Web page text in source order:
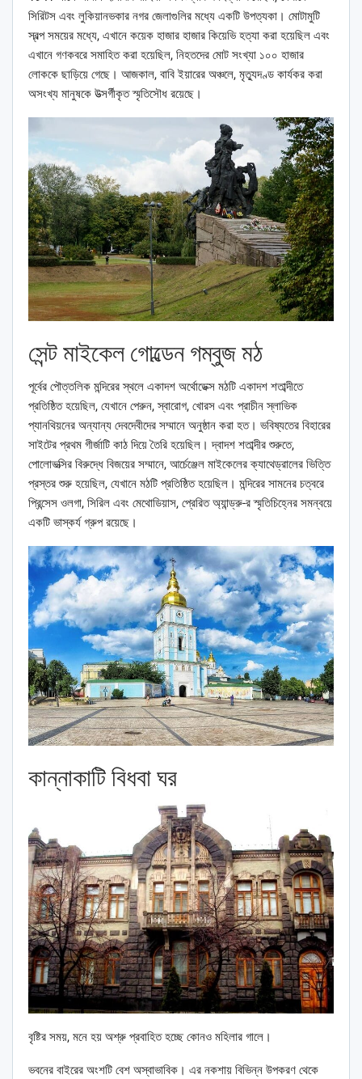
সিরিটস এবং লুকিয়ানভকার নগর জেলাগুলির মধ্যে একটি উপত্যকা। মোটামুটি
স্বল্প সময়ের মধ্যে, এখানে কয়েক হাজার হাজার কিয়েভি হত্যা করা হয়েছিল এবং
এখানে গণকবরে সমাহিত করা হয়েছিল, নিহতদের মোট সংখ্যা ১০০ হাজার
লোককে ছাড়িয়ে গেছে। আজকাল, বাবি ইয়ারের অঞ্চলে, মৃত্যুদণ্ড কার্যকর করা
অসংখ্য মানুষকে উত্সর্গীকৃত স্মৃতিসৌধ রয়েছে।
সেন্ট মাইকেল গোল্ডেন গম্বুজ মঠ
পূর্বের পৌত্তলিক মন্দিরের স্থলে একাদশ অর্থোডেক্স মঠটি একাদশ শতাব্দীতে
প্রতিষ্ঠিত হয়েছিল, যেখানে পেরুন, স্বারোগ, খোরস এবং প্রাচীন স্লাভিক
প্যানথিয়নের অন্যান্য দেবদেবীদের সম্মানে অনুষ্ঠান করা হত। ভবিষ্যতের বিহারের
সাইটের প্রথম গীর্জাটি কাঠ দিয়ে তৈরি হয়েছিল। দ্বাদশ শতাব্দীর শুরুতে,
পোলোভত্সির বিরুদ্ধে বিজয়ের সম্মানে, আর্চেঞ্জেল মাইকেলের ক্যাথেড্রালের ভিত্তি
প্রস্তর শুরু হয়েছিল, যেখানে মঠটি প্রতিষ্ঠিত হয়েছিল। মন্দিরের সামনের চত্বরে
প্রিন্সেস ওলগা, সিরিল এবং মেথোডিয়াস, প্রেরিত অ্যান্ড্রু-র স্মৃতিচিহ্নের সমন্বয়ে
একটি ভাস্কর্য গ্রুপ রয়েছে।
কান্নাকাটি বিধবা ঘর
বৃষ্টির সময়, মনে হয় অশ্রু প্রবাহিত হচ্ছে কোনও মহিলার গালে।
ভবনের বাইরের অংশটি বেশ অস্বাভাবিক। এর নকশায় বিভিন্ন উপকরণ থেকে